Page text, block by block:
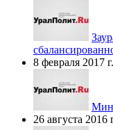
8 февраля 2017
26 августа 2016